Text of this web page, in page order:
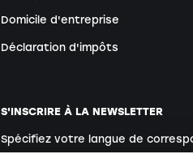
Domicile d'entreprise
Déclaration d'impôts
S'INSCRIRE À LA NEWSLETTER
Spécifiez votre langue de